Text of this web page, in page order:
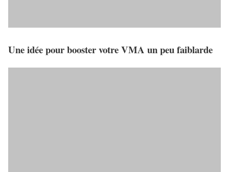
Une idée pour booster votre VMA un peu faiblarde